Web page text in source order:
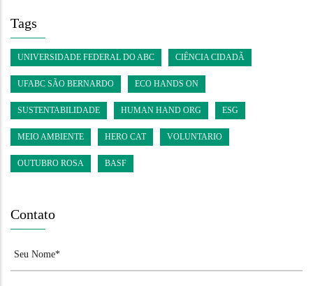
Tags
UNIVERSIDADE FEDERAL DO ABC CIÊNCIA CIDADÃ
UFABC SÃO BERNARDO ECO HANDS ON
SUSTENTABILIDADE HUMAN HAND ORG ESG
MEIO AMBIENTE HERO CAT VOLUNTARIO
OUTUBRO ROSA BASF
Contato